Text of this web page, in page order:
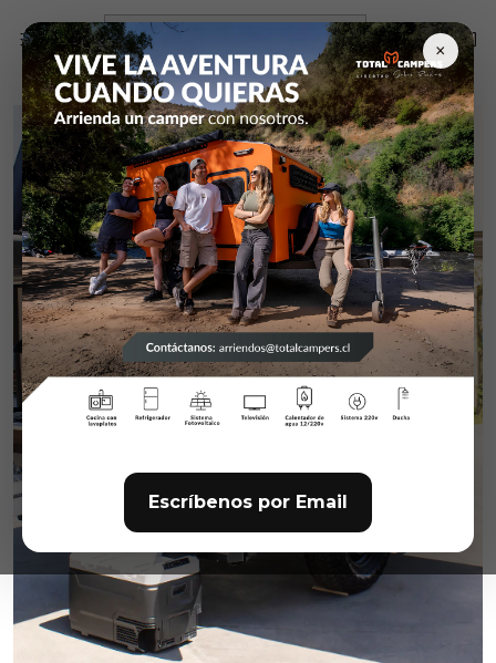
×
Escríbenos por Email
Inicio Campers y equipamiento
campers
MINI CAMPER H2